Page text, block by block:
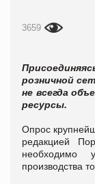
3659
розничной
не всегда
ресурсы.
Опрос
редакцией
необходимо
производства